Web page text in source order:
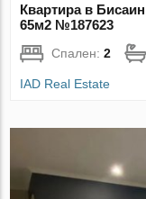
Квартира в
65м2 №187623
Спален:2
IAD Real Estate